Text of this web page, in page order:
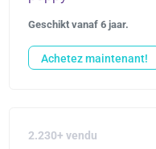
Geschikt vanaf 6 jaar.
Achetez maintenant!
2.230+ vendu